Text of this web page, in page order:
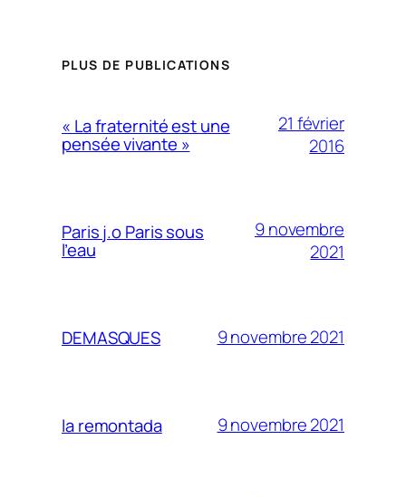
PLUS DE PUBLICATIONS
« La fraternité est une
pensée vivante »
21 février
2016
Paris j.o Paris sous
l’eau
9 novembre
2021
DEMASQUES 9 novembre 2021
la remontada 9 novembre 2021